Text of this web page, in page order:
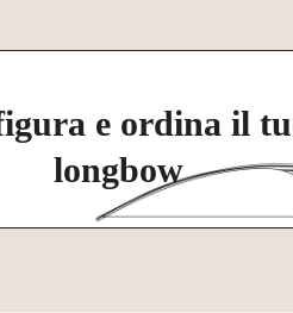
e ordina il
longbow